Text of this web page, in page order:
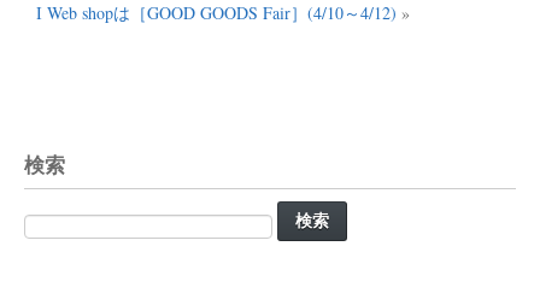
I Web shopは［GOOD GOODS Fair］(4/10～4/12) »
検索
検
索: